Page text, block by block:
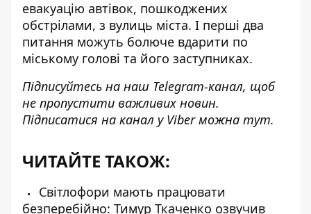
евакуацію автівок, пошкоджених
обстрілами, з вулиць міста. І перші два
питання можуть болюче вдарити по
міському голові та його заступниках.
Підписуйтесь на наш Telegram-канал, щоб
не пропустити важливих новин.
Підписатися на канал у Viber можна тут.
ЧИТАЙТЕ ТАКОЖ:
Світлофори мають працювати
безперебійно: Тимур Ткаченко озвучив